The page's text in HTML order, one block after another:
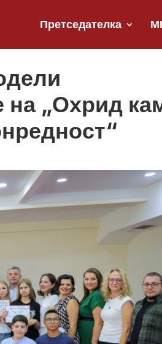
Претседателка
на „Охрид